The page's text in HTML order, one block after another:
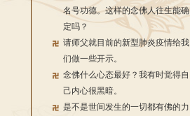
名号功德。这样的念佛人往生能确
定吗？
请师父就目前的新型肺炎疫情给我
们做一些开示。
念佛什么心态最好？我有时觉得自
己内心很黑暗。
是不是世间发生的一切都有佛的力